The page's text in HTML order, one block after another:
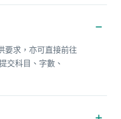
要求，亦可直接前往
交科目、字數、